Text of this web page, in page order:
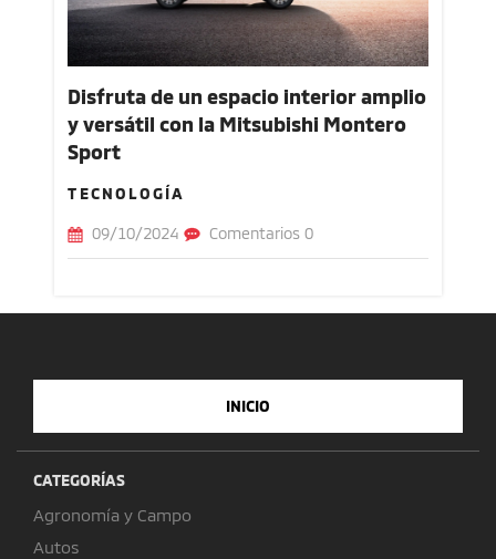
Disfruta de un espacio interior amplio
y versátil con la Mitsubishi Montero
Sport
TECNOLOGÍA
09/10/2024 Comentarios 0
INICIO
CATEGORÍAS
Agronomía y Campo
Autos